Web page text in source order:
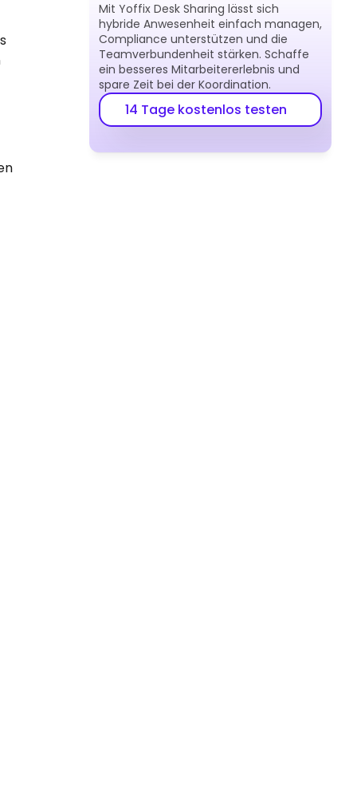
Mit Yoffix Desk Sharing lässt sich
hybride Anwesenheit einfach managen,
Compliance unterstützen und die
Teamverbundenheit stärken. Schaffe
ein besseres Mitarbeitererlebnis und
spare Zeit bei der Koordination.
14 Tage kostenlos testen